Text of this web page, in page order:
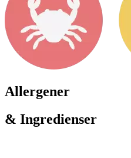
Allergener
& Ingredienser